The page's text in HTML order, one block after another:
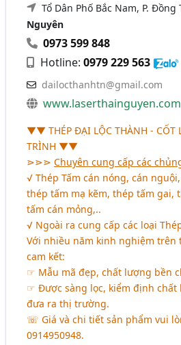
Tổ Dân Phố Bắc Nam, P. Đồng
Nguyên
0973 599 848
Hotline:0979 229 563
dailocthanhtn@gmail.com
www.laserthainguyen.com
▼▼THÉP ĐẠI LỘC THÀNH -
TRÌNH ▼▼
⋗⋗⋗Chuyên cung cấp các
√ Thép Tấm cán nóng, cán
thép tấm mạ kẽm, thép tấm gai,
tấm cán mỏng,..
√ Ngoài ra cung cấp các loại
Với nhiều năm kinh nghiệm
cam kết:
☞ Mẫu mã đẹp, chất lượng bền
☞ Được sàng lọc, kiểm định
đưa ra thị trường.
☏ Giá và chi tiết sản phẩm vui
0914950948.